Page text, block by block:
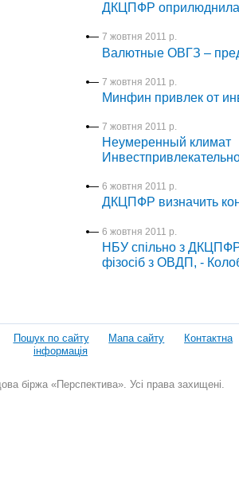
ДКЦПФР оприлюднила
7 жовтня 2011 р.
Валютные ОВГЗ –
7 жовтня 2011 р.
Минфин привлек от
7 жовтня 2011 р.
Неумеренный климат
6 жовтня 2011 р.
ДКЦПФР визначить
6 жовтня 2011 р.
НБУ спільно з ДКЦПФР
фізосіб з ОВДП, -
Пошук по сайту Мапа сайту
Контактна
інформація
біржа «Перспектива». Усі права захищені.